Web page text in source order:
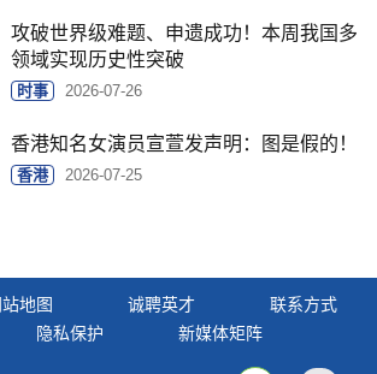
攻破世界级难题、申遗成功！本周我国多
领域实现历史性突破
时事 2026-07-26
香港知名女演员宣萱发声明：图是假的！
香港 2026-07-25
站地图 诚聘英才
联系方式
隐私保护 新媒体矩阵